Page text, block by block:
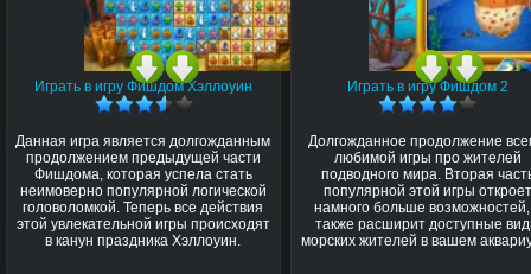
Играть в игру Фишдом Хэллоуин
Данная игра является долгожданным
продолжением предыдущей части
Фишдома, которая успела стать
неимоверно популярной логической
головоломкой. Теперь все действия
этой увлекательной игры происходят
в канун праздника Хэллоуин.
Играть в игру Фишдом 2
Долгожданное продолжение
любимой игры про жителей
подводного мира. Вторая
популярной этой игры откроет
намного больше
также расширит доступные
морских жителей в вашем